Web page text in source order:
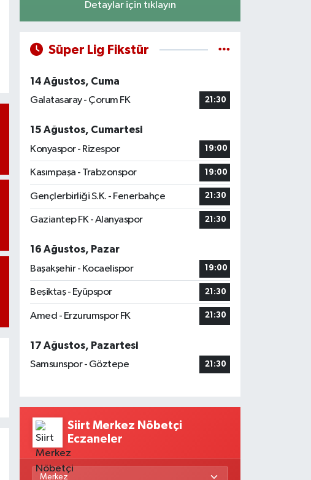
Detaylar için tıklayın
Süper Lig Fikstür
14 Ağustos, Cuma
Galatasaray - Çorum FK
21:30
15 Ağustos, Cumartesi
Konyaspor - Rizespor
19:00
Kasımpaşa - Trabzonspor 19:00
Gençlerbirliği S.K. - Fenerbahçe 21:30
Gaziantep FK - Alanyaspor 21:30
16 Ağustos, Pazar
Başakşehir - Kocaelispor
19:00
Beşiktaş - Eyüpspor 21:30
Amed - Erzurumspor FK 21:30
17 Ağustos, Pazartesi
Samsunspor - Göztepe
21:30
Siirt Merkez Nöbetçi
Eczaneler